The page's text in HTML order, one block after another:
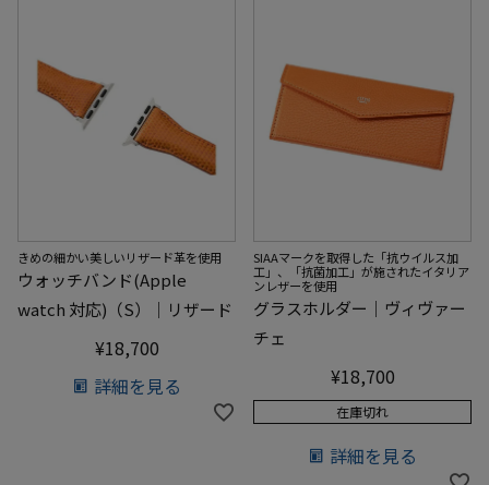
きめの細かい美しいリザード革を使用
ウォッチバンド(Apple
watch 対応)（S）｜リザード
¥18,700
詳細を見る
SIAAマークを取得した「抗ウイルス加
工」、「抗菌加工」が施されたイタリア
ンレザーを使用
グラスホルダー｜ヴィヴァー
チェ
¥18,700
在庫切れ
詳細を見る